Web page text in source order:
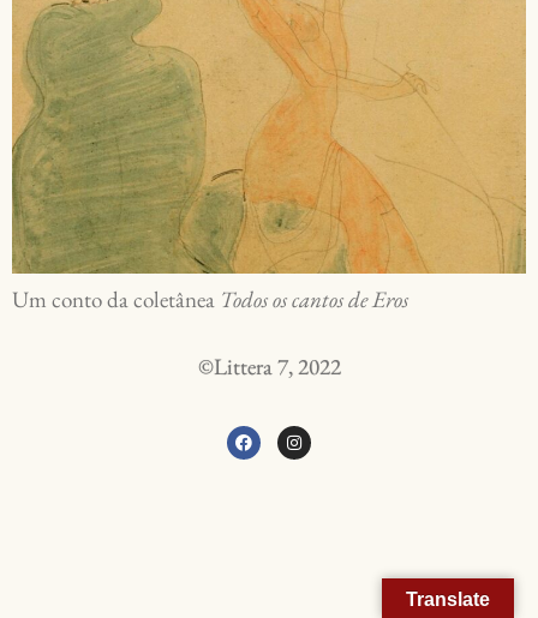
Um conto da coletânea Todos os cantos de Eros
©Littera 7, 2022
Translate